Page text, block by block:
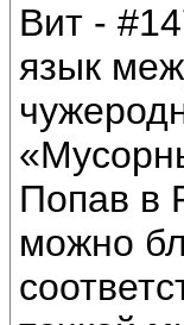
Вит -
язык
Попав в
можно